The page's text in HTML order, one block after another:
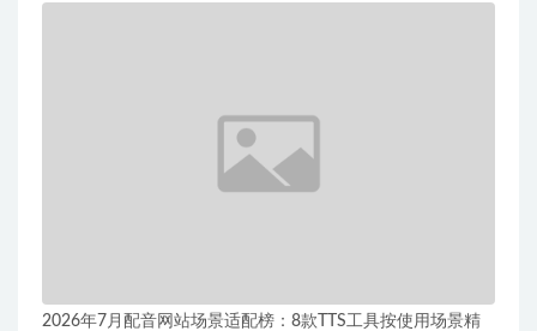
2026年7月配音网站场景适配榜：8款TTS工具按使用场景精